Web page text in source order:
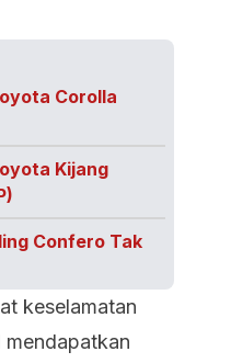
Corolla
Kijang
Confero Tak
keselamatan
mendapatkan